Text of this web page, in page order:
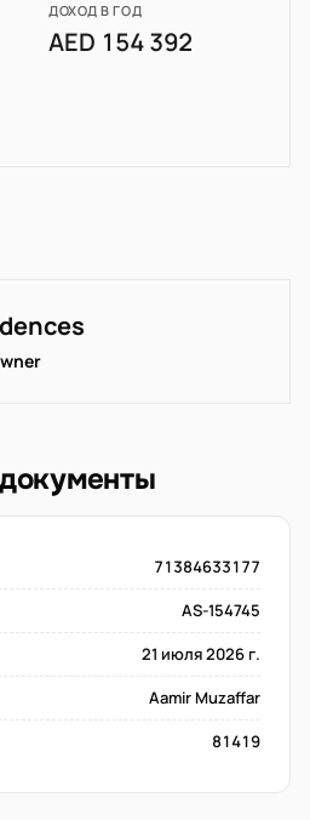
ДОХОД В ГОД
AED 154 392
71384633177
AS-154745
21 июля 2026 г.
Aamir Muzaffar
81419